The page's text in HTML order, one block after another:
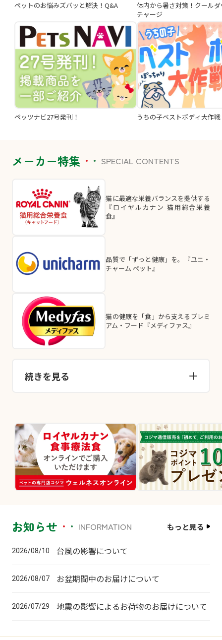
ペットのお悩みズバッと解決！Q&A
体内から暑さ対策！クール
チャージ
ペッツナビ27号発刊！ うちの子ベストボディ大作戦
メーカー特集 SPECIAL CONTENTS
猫に最適な栄養バランスを提供する
『ロイヤルカナン 猫用総合栄養
食』
品質で「ずっと健康」を。『ユニ・
チャーム ペット』
猫の健康を「食」から支えるプレミ
アム・フード『メディファス』
続きを見る
お知らせ INFORMATION もっと見る
2026/08/10 台風の影響について
2026/08/07 お盆期間中のお届けについて
2026/07/29 地震の影響によるお荷物のお届けについて